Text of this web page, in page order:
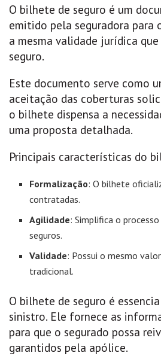
O bilhete de seguro é um
emitido pela seguradora para
a mesma validade jurídica
seguro.
Este documento serve como
aceitação das coberturas
o bilhete dispensa a
uma proposta detalhada.
Principais características do
Formalização: O bilhete
contratadas.
Agilidade: Simplifica o
seguros.
Validade: Possui o mesmo
tradicional.
O bilhete de seguro é
sinistro. Ele fornece as
para que o segurado possa
garantidos pela apólice.